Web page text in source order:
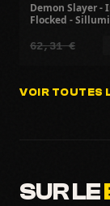
Demon Slayer -
Flocked -
possible
62,31 €
VOIR TOUTES
SUR LE